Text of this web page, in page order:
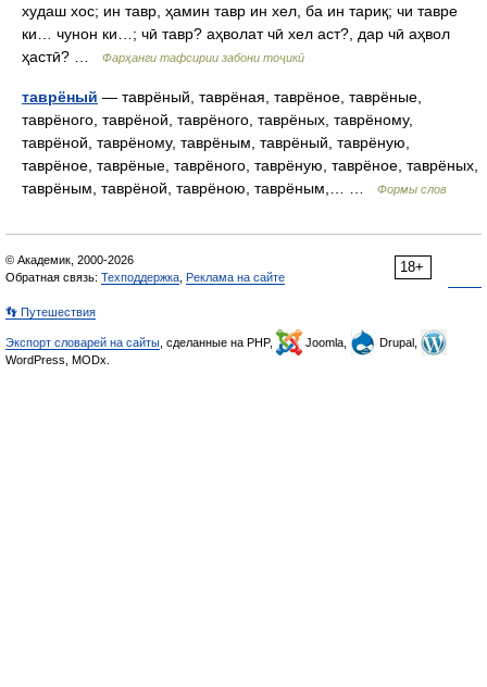
худаш хос; ин тавр, ҳамин тавр ин хел, ба ин тариқ; чи тавре
ки… чунон ки…; чӣ тавр? аҳволат чӣ хел аст?, дар чӣ аҳвол
ҳастӣ? …
Фарҳанги тафсирии забони тоҷикӣ
таврёный — таврёный, таврёная, таврёное, таврёные,
таврёного, таврёной, таврёного, таврёных, таврёному,
таврёной, таврёному, таврёным, таврёный, таврёную,
таврёное, таврёные, таврёного, таврёную, таврёное, таврёных,
таврёным, таврёной, таврёною, таврёным,… …
Формы слов
18+
© Академик, 2000-2026
Обратная связь: Техподдержка Реклама на сайте
👣 Путешествия
Экспорт словарей на сайты , сделанные на PHP, Joomla,
Drupal,
WordPress, MODx.